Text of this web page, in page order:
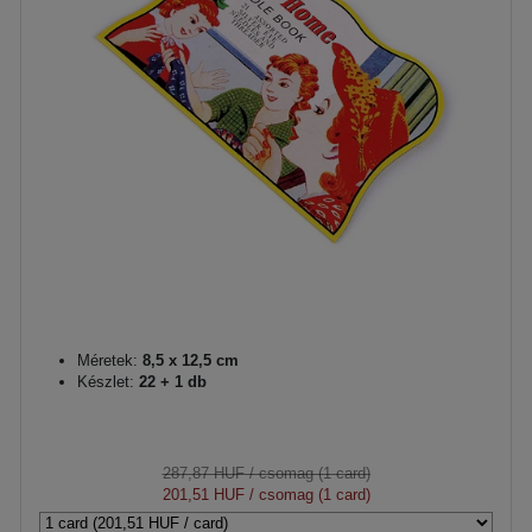
Méretek: 8,5 x 12,5 cm
Készlet: 22 + 1 db
287,87 HUF/ csomag (1 card)
201,51 HUF/ csomag (1 card)